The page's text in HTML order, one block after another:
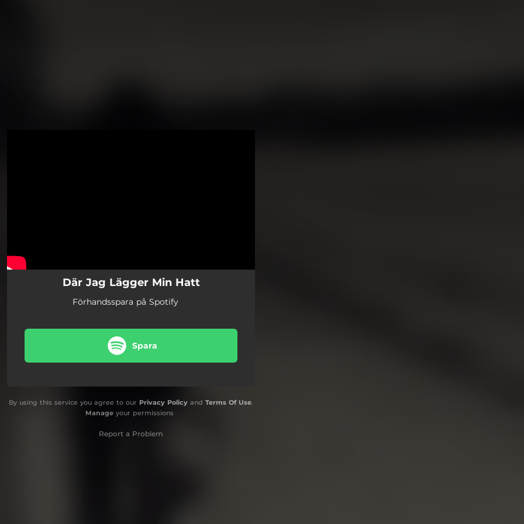
Där Jag Lägger Min Hatt
Förhandsspara på Spotify
Spara
By using this service you agree to our Privacy Policy and Terms Of Use.
Manageyour permissions
Report a Problem